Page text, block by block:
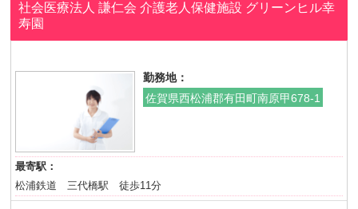
社会医療法人 謙仁会 介護老人保健施設 グリーンヒル幸
寿園
勤務地：
佐賀県西松浦郡有田町南原甲678-1
最寄駅：
松浦鉄道 三代橋駅 徒歩11分